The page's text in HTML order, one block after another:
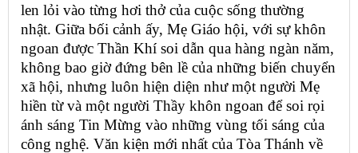
len lỏi vào từng hơi thở của cuộc sống thường
nhật. Giữa bối cảnh ấy, Mẹ Giáo hội, với sự khôn
ngoan được Thần Khí soi dẫn qua hàng ngàn năm,
không bao giờ đứng bên lề của những biến chuyển
xã hội, nhưng luôn hiện diện như một người Mẹ
hiền từ và một người Thầy khôn ngoan để soi rọi
ánh sáng Tin Mừng vào những vùng tối sáng của
công nghệ. Văn kiện mới nhất của Tòa Thánh về